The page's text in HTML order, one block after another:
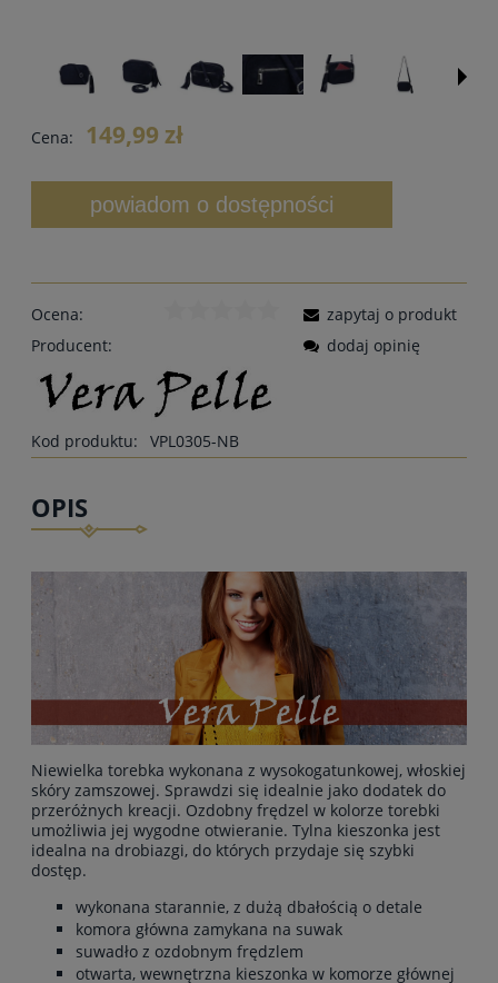
Cena: 149,99 zł
powiadom o dostępności
Ocena:
Producent:
Kod produktu: VPL0305-NB
zapytaj o produkt
dodaj opinię
OPIS
Niewielka torebka wykonana z wysokogatunkowej, włoskiej
skóry zamszowej. Sprawdzi się idealnie jako dodatek do
przeróżnych kreacji. Ozdobny frędzel w kolorze torebki
umożliwia jej wygodne otwieranie. Tylna kieszonka jest
idealna na drobiazgi, do których przydaje się szybki
dostęp.
wykonana starannie, z dużą dbałością o detale
komora główna zamykana na suwak
suwadło z ozdobnym frędzlem
otwarta, wewnętrzna kieszonka w komorze głównej